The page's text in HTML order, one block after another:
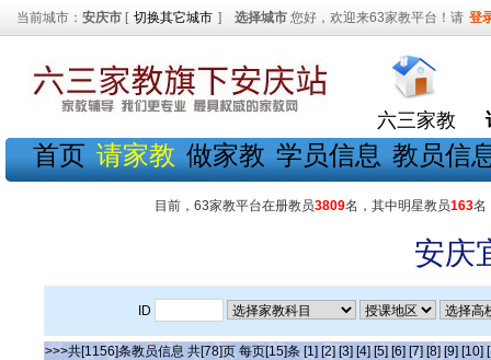
当前城市： 安庆市 [ 切换其它城市 ] 选择城市 您好，欢迎来63家教平台！请 登
六三家教
首页 请家教 做家教 学员信息 教员信
目前，63家教平台在册教员3809名，其中明星教员163名
安庆
ID
>>>共[1156]条教员信息 共[78]页 每页[15]条 [1] [2] [3] [4] [5] [6] [7] [8] [9] [10]